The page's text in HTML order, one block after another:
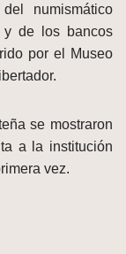
numismático
y de los bancos
por el Museo
se mostraron
a la institución
vez.